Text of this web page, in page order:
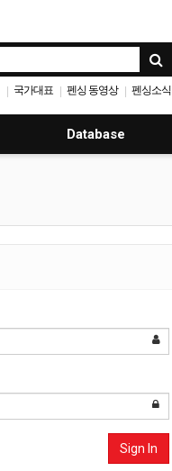
| 국가대표 | 펜싱 동영상 | 펜싱소식
Database
Sign In